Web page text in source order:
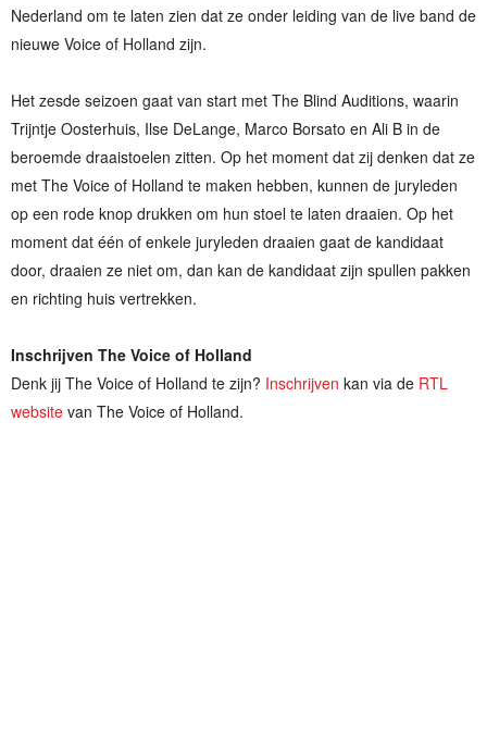
Nederland om te laten zien dat ze onder leiding van de live band de
nieuwe Voice of Holland zijn.
Het zesde seizoen gaat van start met The Blind Auditions, waarin
Trijntje Oosterhuis, Ilse DeLange, Marco Borsato en Ali B in de
beroemde draaistoelen zitten. Op het moment dat zij denken dat ze
met The Voice of Holland te maken hebben, kunnen de juryleden
op een rode knop drukken om hun stoel te laten draaien. Op het
moment dat één of enkele juryleden draaien gaat de kandidaat
door, draaien ze niet om, dan kan de kandidaat zijn spullen pakken
en richting huis vertrekken.
Inschrijven The Voice of Holland
Denk jij The Voice of Holland te zijn? Inschrijven kan via de RTL
website van The Voice of Holland.